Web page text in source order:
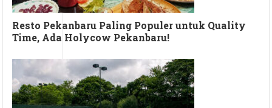
Resto Pekanbaru Paling Populer untuk Quality
Time, Ada Holycow Pekanbaru!